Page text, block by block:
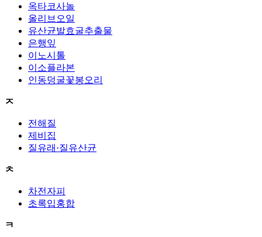
옥타코사놀
올리브오일
유산균발효굴추출물
은행잎
이노시톨
이소플라본
인동덩굴꽃봉오리
ㅈ
전해질
제비집
질유래·질유산균
ㅊ
차전자피
초록입홍합
ㅋ